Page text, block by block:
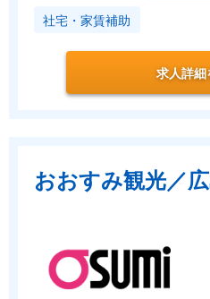
社宅・家賃補助
求人詳
おおすみ観光／